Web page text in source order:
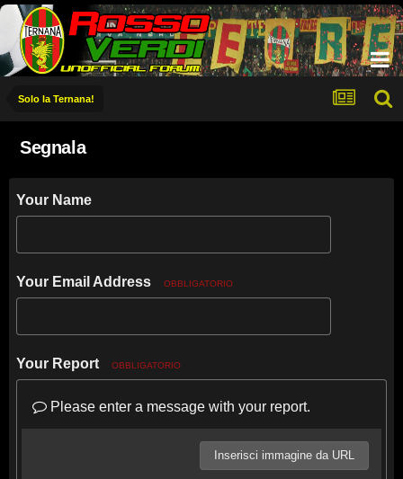
Solo la Ternana!
Segnala
Your Name
Your Email Address OBBLIGATORIO
Your Report OBBLIGATORIO
Please enter a message with your report.
Inserisci immagine da URL